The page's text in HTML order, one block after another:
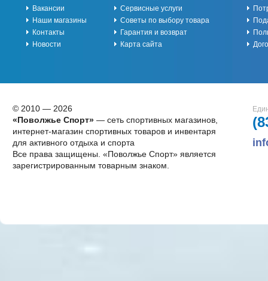
Вакансии
Наши магазины
Контакты
Новости
Сервисные услуги
Советы по выбору товара
Гарантия и возврат
Карта сайта
© 2010 — 2026
«Поволжье Спорт»— сеть спортивных магазинов,
интернет-магазин спортивных товаров и инвентаря
для активного отдыха и спорта
Все права защищены. «Поволжье Спорт» является
зарегистрированным товарным знаком.